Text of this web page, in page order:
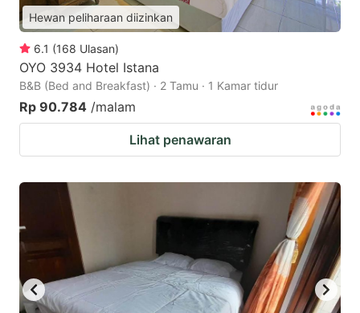
Hewan peliharaan diizinkan
6.1 (168 Ulasan)
OYO 3934 Hotel Istana
B&B (Bed and Breakfast) · 2 Tamu · 1 Kamar tidur
Rp 90.784 /malam
Lihat penawaran